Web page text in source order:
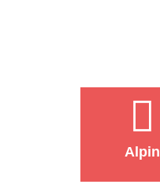
Alpin